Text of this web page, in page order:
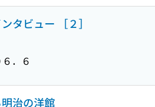
タビュー ［２］
．６
治の洋館